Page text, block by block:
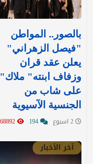
بالصور.. المواطن
"فيصل الزهراني"
يعلن عقد قران
وزفاف ابنته" ملاك"
على شاب من
الجنسية الآسيوية
آخر الأخبار